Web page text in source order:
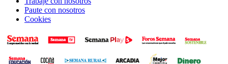
Paute con nosotros
Cookies